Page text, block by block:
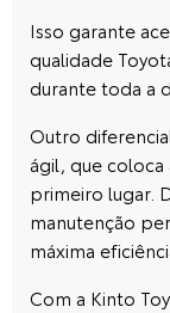
Isso garante
qualidade
durante toda a
Outro
ágil, que coloca
primeiro lugar.
manutenção
máxima
Com a Kinto